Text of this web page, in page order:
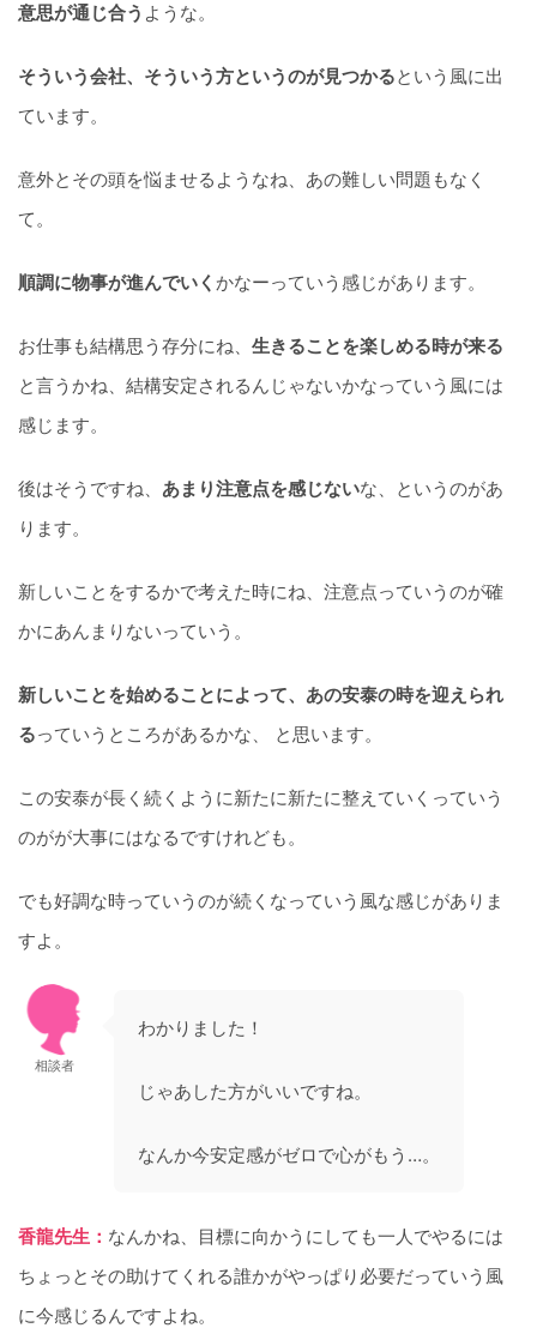
意思が通じ合う ような。
そういう会社、そういう方というのが見つかるという風に出
ています。
意外とその頭を悩ませるようなね、あの難しい問題もなく
て。
順調に物事が進んでいく かなーっていう感じがあります。
お仕事も結構思う存分にね、 生きることを楽しめる時が来る
と言うかね、結構安定されるんじゃないかなっていう風には
感じます。
後はそうですね、 あまり注意点を感じないな、というのがあ
ります。
新しいことをするかで考えた時にね、注意点っていうのが確
かにあんまりないっていう。
新しいことを始めることによって、あの安泰の時を迎えられ
るっていうところがあるかな、 と思います。
この安泰が長く続くように新たに新たに整えていくっていう
のがが大事にはなるですけれども。
でも好調な時っていうのが続くなっていう風な感じがありま
すよ。
相談者
わかりました！
じゃあした方がいいですね。
なんか今安定感がゼロで心がもう…。
香龍先生： なんかね、目標に向かうにしても一人でやるには
ちょっとその助けてくれる誰かがやっぱり必要だっていう風
に今感じるんですよね。